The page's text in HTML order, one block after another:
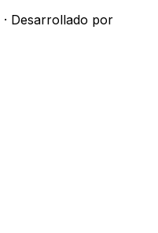
· Desarrollado por